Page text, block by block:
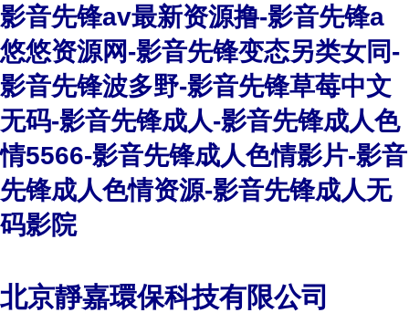
影音先锋av最新资源撸-影音先锋a
悠悠资源网-影音先锋变态另类女同-
影音先锋波多野-影音先锋草莓中文
无码-影音先锋成人-影音先锋成人色
情5566-影音先锋成人色情影片-影音
先锋成人色情资源-影音先锋成人无
码影院
北京靜嘉環保科技有限公司